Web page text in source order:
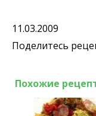
11.03.2009
Поделитесь
Похожие